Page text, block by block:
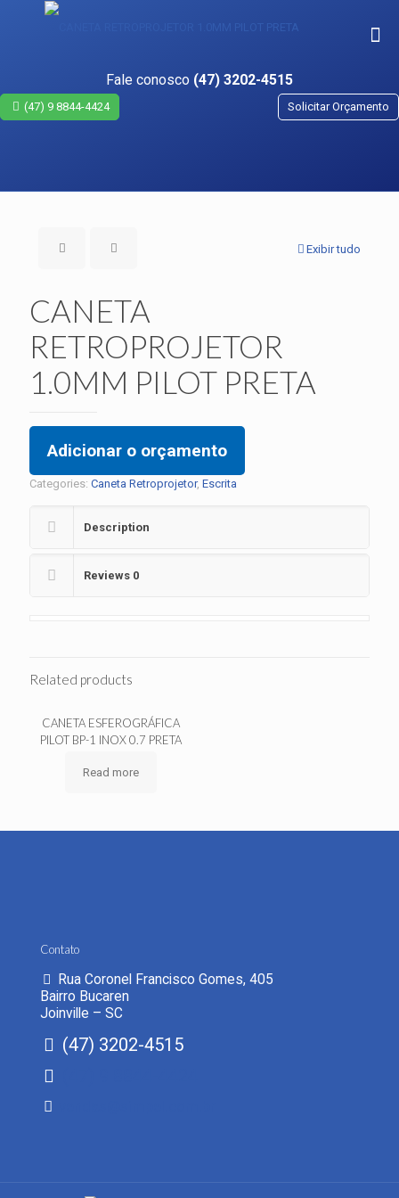
Fale conosco (47) 3202-4515
(47) 9 8844-4424 Solicitar Orçamento
Exibir tudo
CANETA
RETROPROJETOR
1.0MM PILOT PRETA
Adicionar o orçamento
Categories: Caneta Retroprojetor, Escrita
Description
Reviews 0
Related products
CANETA ESFEROGRÁFICA
PILOT BP-1 INOX 0.7 PRETA
Read more
Contato
Rua Coronel Francisco Gomes, 405
Bairro Bucaren
Joinville – SC
(47) 3202-4515